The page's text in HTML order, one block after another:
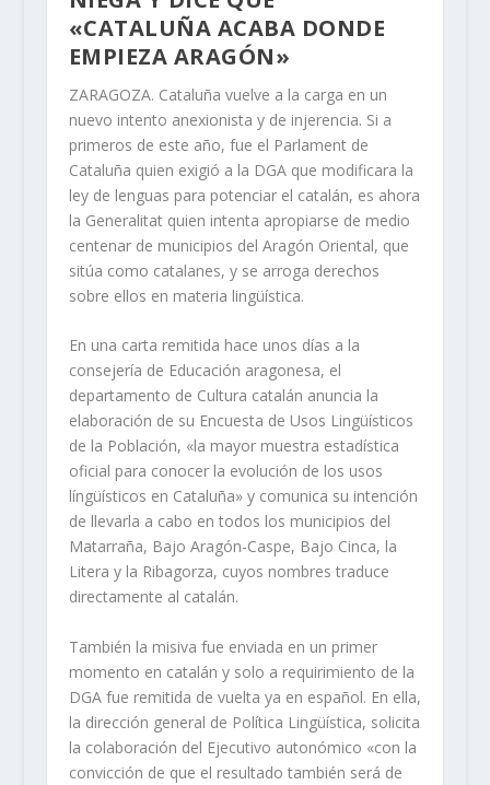
«CATALUÑA ACABA DONDE
EMPIEZA ARAGÓN»
ZARAGOZA. Cataluña vuelve a la carga en un
nuevo intento anexionista y de injerencia. Si a
primeros de este año, fue el Parlament de
Cataluña quien exigió a la DGA que modificara la
ley de lenguas para potenciar el catalán, es ahora
la Generalitat quien intenta apropiarse de medio
centenar de municipios del Aragón Oriental, que
sitúa como catalanes, y se arroga derechos
sobre ellos en materia lingüística.
En una carta remitida hace unos días a la
consejería de Educación aragonesa, el
departamento de Cultura catalán anuncia la
elaboración de su Encuesta de Usos Lingüísticos
de la Población, «la mayor muestra estadística
oficial para conocer la evolución de los usos
língüísticos en Cataluña» y comunica su intención
de llevarla a cabo en todos los municipios del
Matarraña, Bajo Aragón-Caspe, Bajo Cinca, la
Litera y la Ribagorza, cuyos nombres traduce
directamente al catalán.
También la misiva fue enviada en un primer
momento en catalán y solo a requirimiento de la
DGA fue remitida de vuelta ya en español. En ella,
la dirección general de Política Lingüística, solicita
la colaboración del Ejecutivo autonómico «con la
convicción de que el resultado también será de